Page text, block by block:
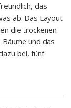
das
ab. Das Layout
die trockenen
und das
bei, fünf